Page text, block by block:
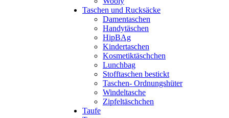
Taschen und Rucksäcke
Damentaschen
Handytäschen
HipBAg
Kindertaschen
Kosmetiktäschchen
Lunchbag
Stofftaschen bestickt
Taschen- Ordnungshüter
Windeltasche
Zipfeltäschchen
Taufe